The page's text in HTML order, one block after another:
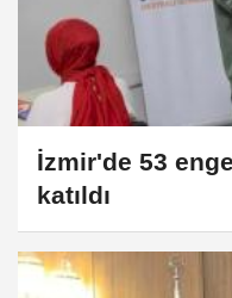
İzmir'de 53
katıldı